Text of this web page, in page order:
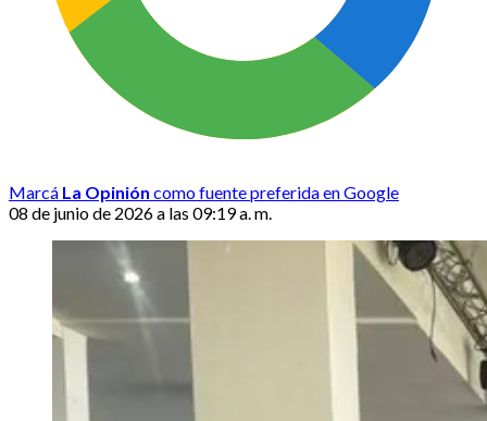
Marcá La Opinión como fuente preferida en Google
08 de junio de 2026 a las 09:19 a. m.